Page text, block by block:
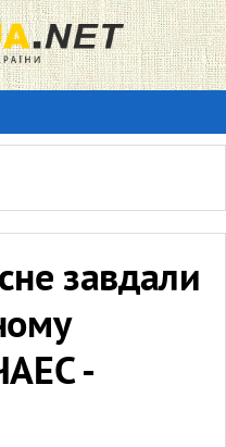
завдали
-